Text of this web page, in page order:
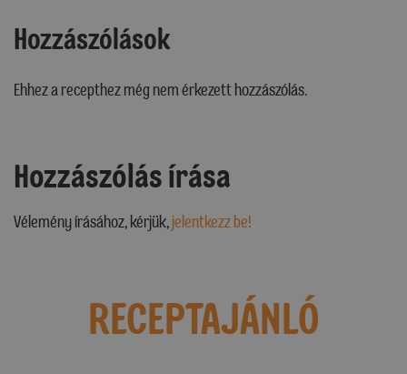
Hozzászólások
Ehhez a recepthez még nem érkezett hozzászólás.
Hozzászólás írása
Vélemény írásához, kérjük,jelentkezz be!
RECEPTAJÁNLÓ